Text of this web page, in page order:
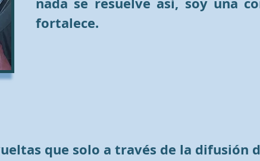
fortalece.
que solo a través de la